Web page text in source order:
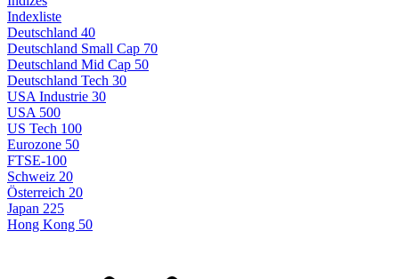
Indexliste
Deutschland 40
Deutschland Small Cap 70
Deutschland Mid Cap 50
Deutschland Tech 30
USA Industrie 30
USA 500
US Tech 100
Eurozone 50
FTSE-100
Schweiz 20
Österreich 20
Japan 225
Hong Kong 50